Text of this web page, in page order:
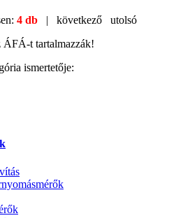
4 db | következő
utolsó
t tartalmazzák!
ismertetője: